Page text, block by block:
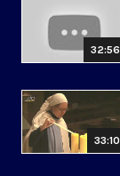
32:56
33:10